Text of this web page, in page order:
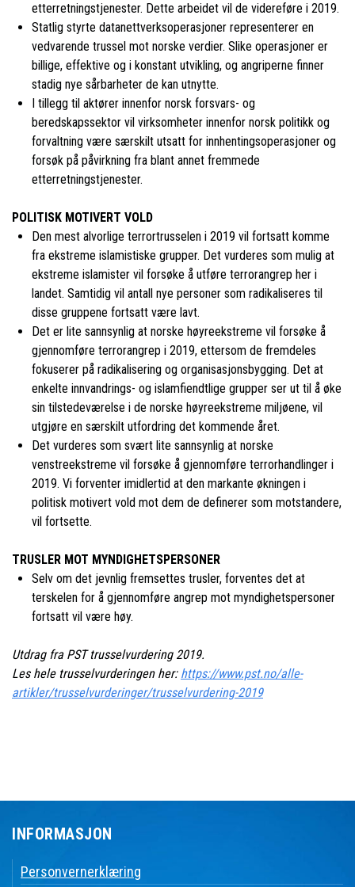
etterretningstjenester. Dette arbeidet vil de videreføre i 2019.
Statlig styrte datanettverksoperasjoner representerer en
vedvarende trussel mot norske verdier. Slike operasjoner er
billige, effektive og i konstant utvikling, og angriperne finner
stadig nye sårbarheter de kan utnytte.
I tillegg til aktører innenfor norsk forsvars- og
beredskapssektor vil virksomheter innenfor norsk politikk og
forvaltning være særskilt utsatt for innhentingsoperasjoner og
forsøk på påvirkning fra blant annet fremmede
etterretningstjenester.
POLITISK MOTIVERT VOLD
Den mest alvorlige terrortrusselen i 2019 vil fortsatt komme
fra ekstreme islamistiske grupper. Det vurderes som mulig at
ekstreme islamister vil forsøke å utføre terrorangrep her i
landet. Samtidig vil antall nye personer som radikaliseres til
disse gruppene fortsatt være lavt.
Det er lite sannsynlig at norske høyreekstreme vil forsøke å
gjennomføre terrorangrep i 2019, ettersom de fremdeles
fokuserer på radikalisering og organisasjonsbygging. Det at
enkelte innvandrings- og islamfiendtlige grupper ser ut til å øke
sin tilstedeværelse i de norske høyreekstreme miljøene, vil
utgjøre en særskilt utfordring det kommende året.
Det vurderes som svært lite sannsynlig at norske
venstreekstreme vil forsøke å gjennomføre terrorhandlinger i
2019. Vi forventer imidlertid at den markante økningen i
politisk motivert vold mot dem de definerer som motstandere,
vil fortsette.
TRUSLER MOT MYNDIGHETSPERSONER
Selv om det jevnlig fremsettes trusler, forventes det at
terskelen for å gjennomføre angrep mot myndighetspersoner
fortsatt vil være høy.
Utdrag fra PST trusselvurdering 2019.
Les hele trusselvurderingen her: https://www.pst.no/alle-
artikler/trusselvurderinger/trusselvurdering-2019
INFORMASJON
Personvernerklæring